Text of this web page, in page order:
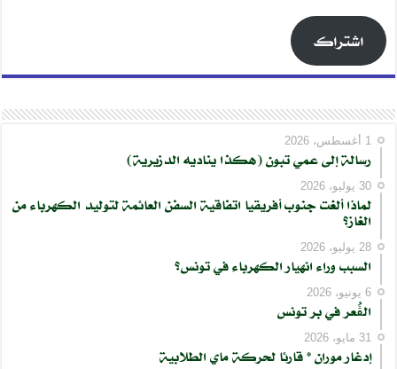
اشتراك
1 أغسطس، 2026
رسالة إلى عمي تبون (هكذا يناديه الدزيرية)
30 يوليو، 2026
لماذا ألغت جنوب أفريقيا اتفاقية السفن العائمة لتوليد الكهرباء من
الغاز؟
28 يوليو، 2026
السبب وراء انهيار الكهرباء في تونس؟
6 يونيو، 2026
الڨُعر في بر تونس
31 مايو، 2026
إدغار موران * قارئا لحركة ماي الطلابية